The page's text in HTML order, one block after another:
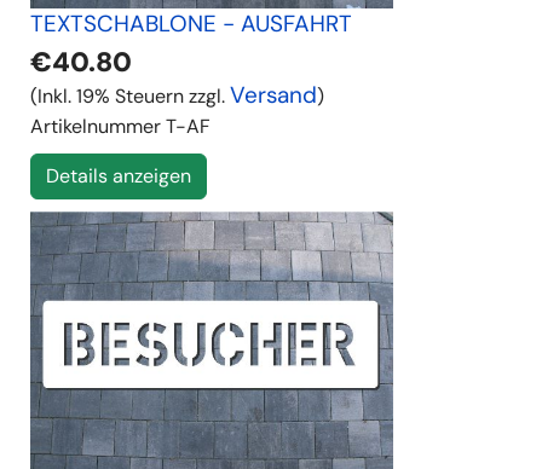
TEXTSCHABLONE - AUSFAHRT
€40.80
(Inkl. 19% Steuern zzgl.Versand)
ArtikelnummerT-AF
Details anzeigen